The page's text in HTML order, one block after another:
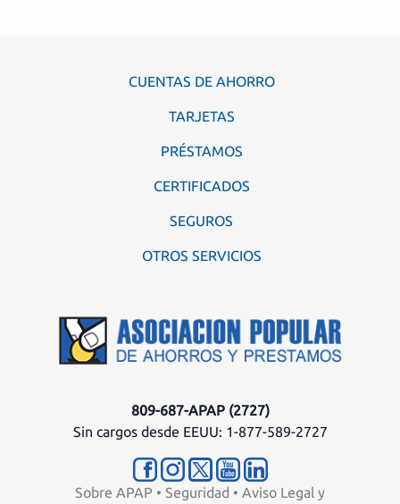
CUENTAS DE AHORRO
TARJETAS
PRÉSTAMOS
CERTIFICADOS
SEGUROS
OTROS SERVICIOS
809-687-APAP (2727)
Sin cargos desde EEUU: 1-877-589-2727
Sobre APAP • Seguridad • Aviso Legal y